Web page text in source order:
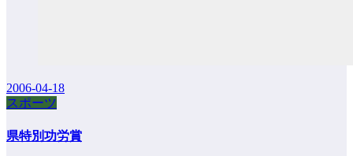
2006-04-18
スポーツ
県特別功労賞